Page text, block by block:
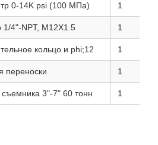
0-14K psi (100 МПа) 1
1/4"-NPT, M12X1.5 1
кольцо и phi;12 1
переноски 1
съемника 3"-7" 60 тонн 1